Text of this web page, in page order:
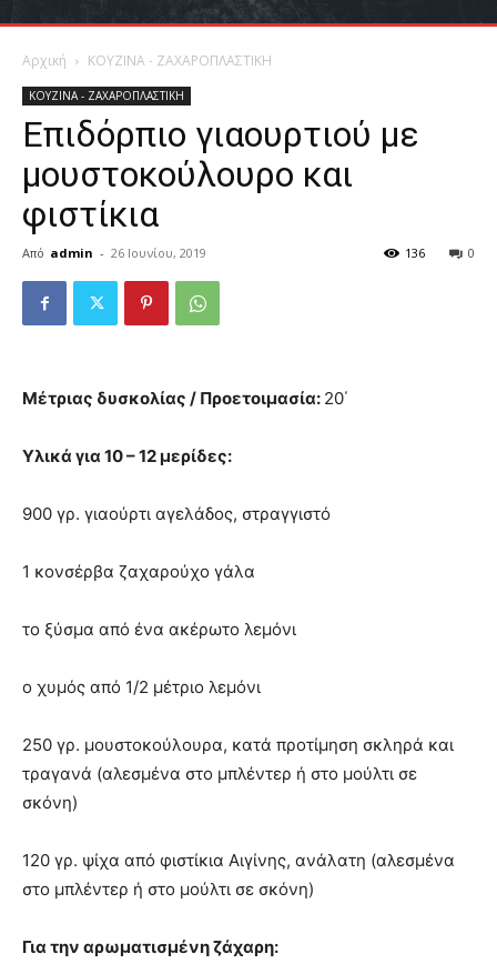
Αρχική ΚΟΥΖΙΝΑ - ΖΑΧΑΡΟΠΛΑΣΤΙΚΗ
ΚΟΥΖΙΝΑ - ΖΑΧΑΡΟΠΛΑΣΤΙΚΗ
Επιδόρπιο γιαουρτιού με
μουστοκούλουρο και
φιστίκια
Από admin - 26 Ιουνίου, 2019 0
136
Μέτριας δυσκολίας / Προετοιμασία: 20΄
Υλικά για 10 – 12 μερίδες:
900 γρ. γιαούρτι αγελάδος, στραγγιστό
1 κονσέρβα ζαχαρούχο γάλα
το ξύσμα από ένα ακέρωτο λεμόνι
ο χυμός από 1/2 μέτριο λεμόνι
250 γρ. μουστοκούλουρα, κατά προτίμηση σκληρά και
τραγανά (αλεσμένα στο μπλέντερ ή στο μούλτι σε
σκόνη)
120 γρ. ψίχα από φιστίκια Αιγίνης, ανάλατη (αλεσμένα
στο μπλέντερ ή στο μούλτι σε σκόνη)
Για την αρωματισμένη ζάχαρη: